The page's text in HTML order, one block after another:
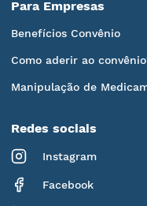
Para Empresas
Benefícios Convênio
Como aderir ao
Manipulação de
Redes sociais
Instagram
Facebook